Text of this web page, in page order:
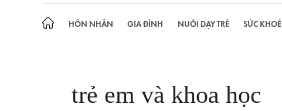
HÔN NHÂN GIA ĐÌNH NUÔI DẠY TRẺ SỨC KHOẺ
trẻ em và khoa học